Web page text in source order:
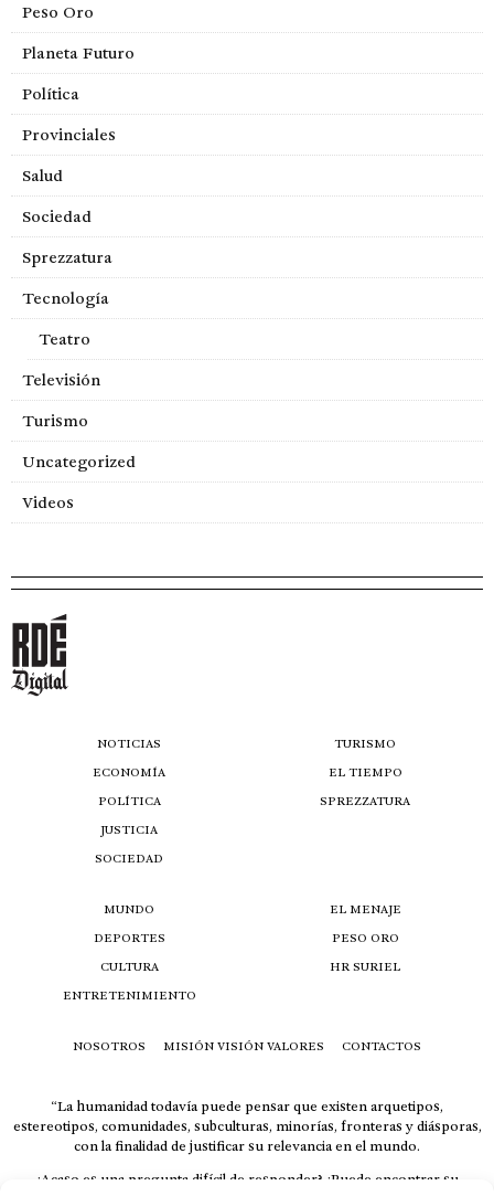
Peso Oro
Planeta Futuro
Política
Provinciales
Salud
Sociedad
Sprezzatura
Tecnología
Teatro
Televisión
Turismo
Uncategorized
Videos
NOTICIAS
ECONOMÍA
POLÍTICA
JUSTICIA
SOCIEDAD
TURISMO
EL TIEMPO
SPREZZATURA
MUNDO
DEPORTES
CULTURA
ENTRETENIMIENTO
EL MENAJE
PESO ORO
HR SURIEL
NOSOTROS MISIÓN VISIÓN VALORES CONTACTOS
“La humanidad todavía puede pensar que existen arquetipos,
estereotipos, comunidades, subculturas, minorías, fronteras y diásporas,
con la finalidad de justificar su relevancia en el mundo.
¿Acaso es una pregunta difícil de responder? ¿Puede encontrar su